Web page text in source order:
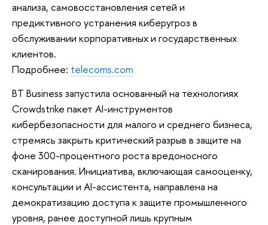
анализа, самовосстановления сетей и
предиктивного устранения киберугроз в
обслуживании корпоративных и государственных
клиентов.
Подробнее: telecoms.com
BT Business запустила основанный на технологиях
Crowdstrike пакет AI-инструментов
кибербезопасности для малого и среднего бизнеса,
стремясь закрыть критический разрыв в защите на
фоне 300-процентного роста вредоносного
сканирования. Инициатива, включающая самооценку,
консультации и AI-ассистента, направлена на
демократизацию доступа к защите промышленного
уровня, ранее доступной лишь крупным